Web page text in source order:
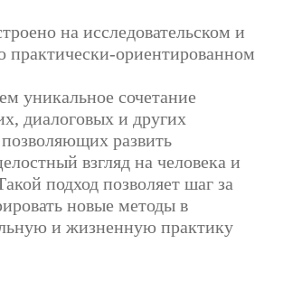
на исследовательском и
практически-ориентированном
уникальное сочетание
диалоговых и других
развить
взгляд на человека и
подход позволяет шаг за
новые методы в
и жизненную практику